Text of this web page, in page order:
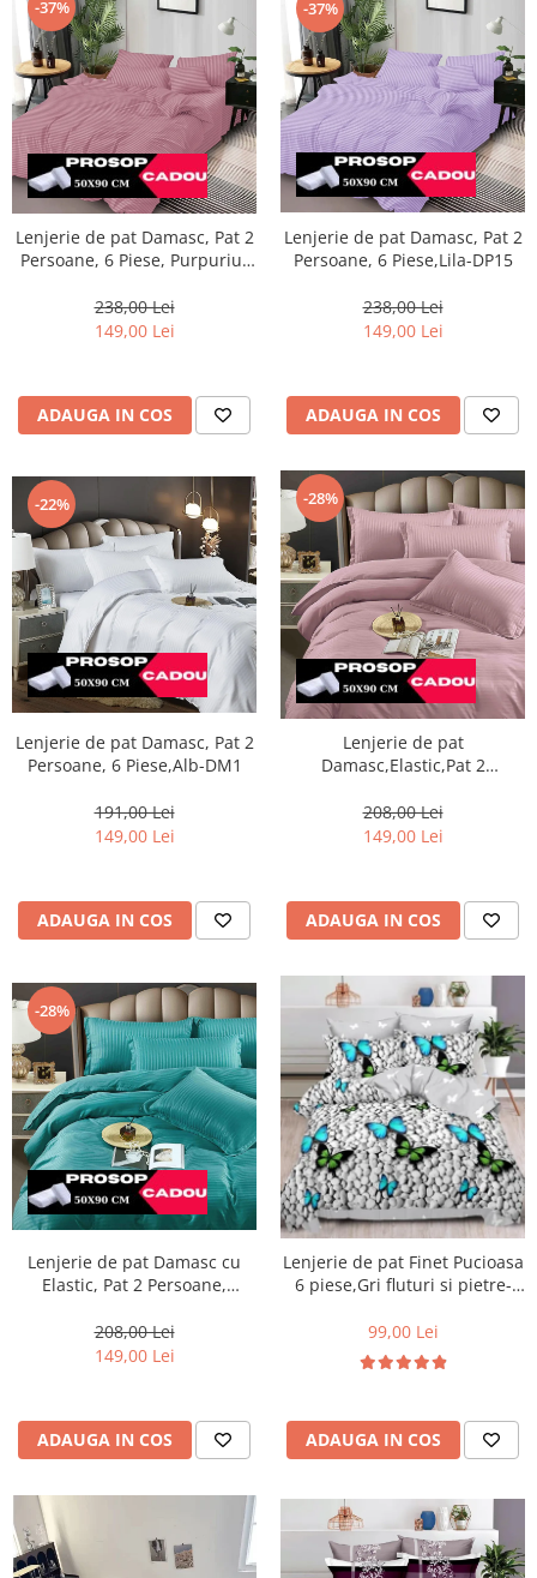
-37%
Lenjerie de pat Damasc, Pat 2
Persoane, 6 Piese, Purpuriu-
238,00 Lei
149,00 Lei
ADAUGA IN COS
-37%
Lenjerie de pat Damasc, Pat 2
Persoane, 6 Piese,Lila-DP15
238,00 Lei
149,00 Lei
ADAUGA IN COS
-22%
Lenjerie de pat Damasc, Pat 2
Persoane, 6 Piese,Alb-DM1
191,00 Lei
149,00 Lei
ADAUGA IN COS
-28%
Lenjerie de pat
Damasc,Elastic,Pat 2
DJ13
208,00 Lei
149,00 Lei
ADAUGA IN COS
-28%
Lenjerie de pat Damasc cu
Elastic, Pat 2 Persoane,
208,00 Lei
149,00 Lei
ADAUGA IN COS
Lenjerie de pat Finet Pucioasa
6 piese,Gri fluturi si pietre-
99,00 Lei
ADAUGA IN COS